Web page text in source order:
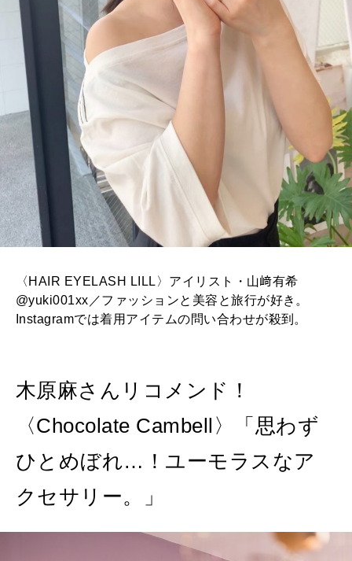
〈HAIR EYELASH LILL〉アイリスト・山﨑有希
@yuki001xx／ファッションと美容と旅行が好き。
Instagramでは着用アイテムの問い合わせが殺到。
木原麻さんリコメンド！
〈Chocolate Cambell〉「思わず
ひとめぼれ…！ユーモラスなア
クセサリー。」